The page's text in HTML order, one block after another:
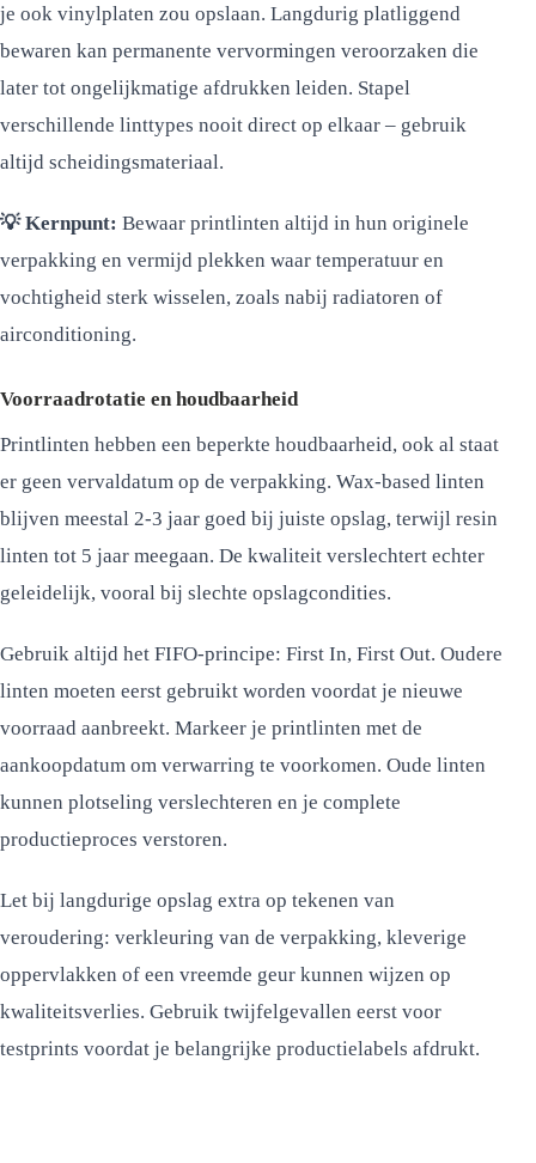
je ook vinylplaten zou opslaan. Langdurig platliggend
bewaren kan permanente vervormingen veroorzaken die
later tot ongelijkmatige afdrukken leiden. Stapel
verschillende linttypes nooit direct op elkaar – gebruik
altijd scheidingsmateriaal.
💡 Kernpunt: Bewaar printlinten altijd in hun originele
verpakking en vermijd plekken waar temperatuur en
vochtigheid sterk wisselen, zoals nabij radiatoren of
airconditioning.
Voorraadrotatie en houdbaarheid
Printlinten hebben een beperkte houdbaarheid, ook al staat
er geen vervaldatum op de verpakking. Wax-based linten
blijven meestal 2-3 jaar goed bij juiste opslag, terwijl resin
linten tot 5 jaar meegaan. De kwaliteit verslechtert echter
geleidelijk, vooral bij slechte opslagcondities.
Gebruik altijd het FIFO-principe: First In, First Out. Oudere
linten moeten eerst gebruikt worden voordat je nieuwe
voorraad aanbreekt. Markeer je printlinten met de
aankoopdatum om verwarring te voorkomen. Oude linten
kunnen plotseling verslechteren en je complete
productieproces verstoren.
Let bij langdurige opslag extra op tekenen van
veroudering: verkleuring van de verpakking, kleverige
oppervlakken of een vreemde geur kunnen wijzen op
kwaliteitsverlies. Gebruik twijfelgevallen eerst voor
testprints voordat je belangrijke productielabels afdrukt.